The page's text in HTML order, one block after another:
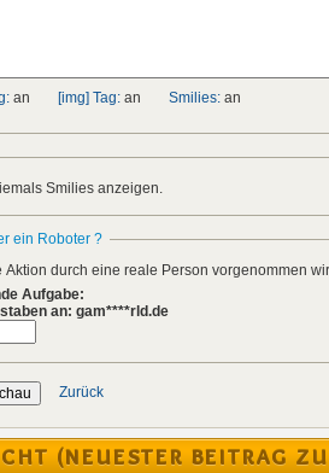
an [img] Tag: an Smilies: an
Smilies anzeigen.
ein Roboter ?
Aktion durch eine reale Person vorgenommen
Aufgabe:
an: gam****rld.de
Zurück
(NEUESTER BEITRAG